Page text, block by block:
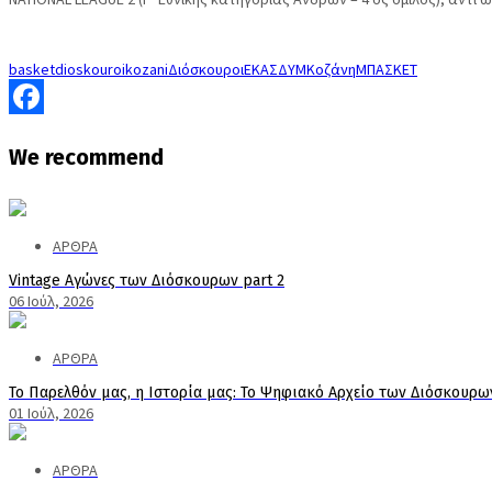
basketdioskouroikozaniΔιόσκουροιΕΚΑΣΔΥΜΚοζάνηΜΠΑΣΚΕΤ
We recommend
ΑΡΘΡΑ
Vintage Αγώνες των Διόσκουρων part 2
06 Ιούλ, 2026
ΑΡΘΡΑ
Το Παρελθόν μας, η Ιστορία μας: Το Ψηφιακό Αρχείο των
01 Ιούλ, 2026
ΑΡΘΡΑ